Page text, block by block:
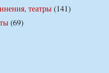
театры(141)
(69)